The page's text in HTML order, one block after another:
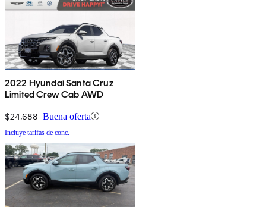
2022 Hyundai Santa Cruz
Limited Crew Cab AWD
$24,688 Buena oferta
Incluye tarifas de conc.